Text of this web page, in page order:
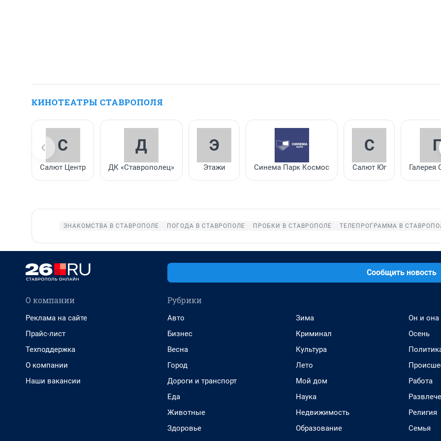
КИНОТЕАТРЫ СТАВРОПОЛЯ
С
Салют Центр
Д
ДК «Ставрополец»
Э
Этажи Синема Парк Космос
С
Салют Юг
Г
Галерея
ЗНАКОМСТВА В СТАВРОПОЛЕ ПОГОДА В СТАВРОПОЛЕ ПРОБКИ В СТАВРОПОЛЕ ТЕЛЕПРОГРАММА В
Сообщить новость
О компании
Реклама на сайте
Прайс-лист
Техподдержка
О компании
Наши вакансии
Рубрики
Авто
Бизнес
Весна
Город
Дороги и транспорт
Еда
Животные
Здоровье
Зима
Криминал
Культура
Лето
Мой дом
Наука
Недвижимость
Образование
Он и она
Осень
Работа
Религия
Семья